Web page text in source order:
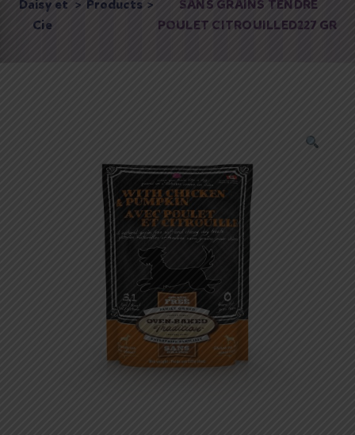
Daisy et
Cie
> Products >
SANS GRAINS TENDRE
POULET CITROUILLED227 GR